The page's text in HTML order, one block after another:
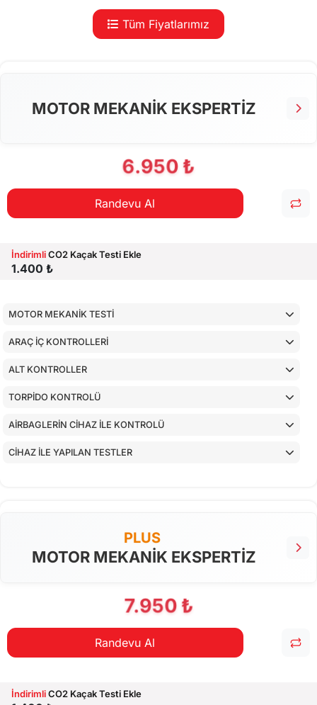
Tüm Fiyatlarımız
MOTOR MEKANİK EKSPERTİZ
6.950 ₺
Randevu Al
İndirimliCO2 Kaçak Testi Ekle
1.400 ₺
MOTOR MEKANİK TESTİ
ARAÇ İÇ KONTROLLERİ
ALT KONTROLLER
TORPİDO KONTROLÜ
AİRBAGLERİN CİHAZ İLE KONTROLÜ
CİHAZ İLE YAPILAN TESTLER
PLUS
MOTOR MEKANİK EKSPERTİZ
7.950 ₺
Randevu Al
İndirimliCO2 Kaçak Testi Ekle